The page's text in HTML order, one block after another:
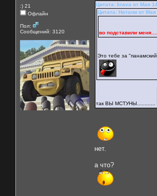
:) 21
Офлайн
Пол:
Сообщений: 3120
Цитата: krava от Мая
Цитата: Натали от
во подставили
Это тебе за
так ВЫ МСТУНЫ............
нет.
а что?